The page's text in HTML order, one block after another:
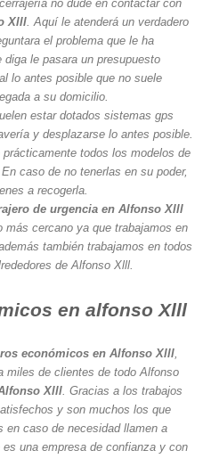
no dude en contactar con
Xlll . Aquí le atenderá un verdadero
el problema que le ha
le pasara un presupuesto
lo antes posible que no suele
a su domicilio.
estar dotados sistemas gps
y desplazarse lo antes posible.
todos los modelos de
caso de no tenerlas en su poder,
a recogerla.
de urgencia en Alfonso Xlll
más cercano ya que trabajamos en
además también trabajamos en todos
de Alfonso Xlll.
en alfonso Xlll
económicos en Alfonso Xlll
miles de clientes de todo Alfonso
Xlll . Gracias a los trabajos
y son muchos los que
en caso de necesidad llamen a
es una empresa de confianza y con